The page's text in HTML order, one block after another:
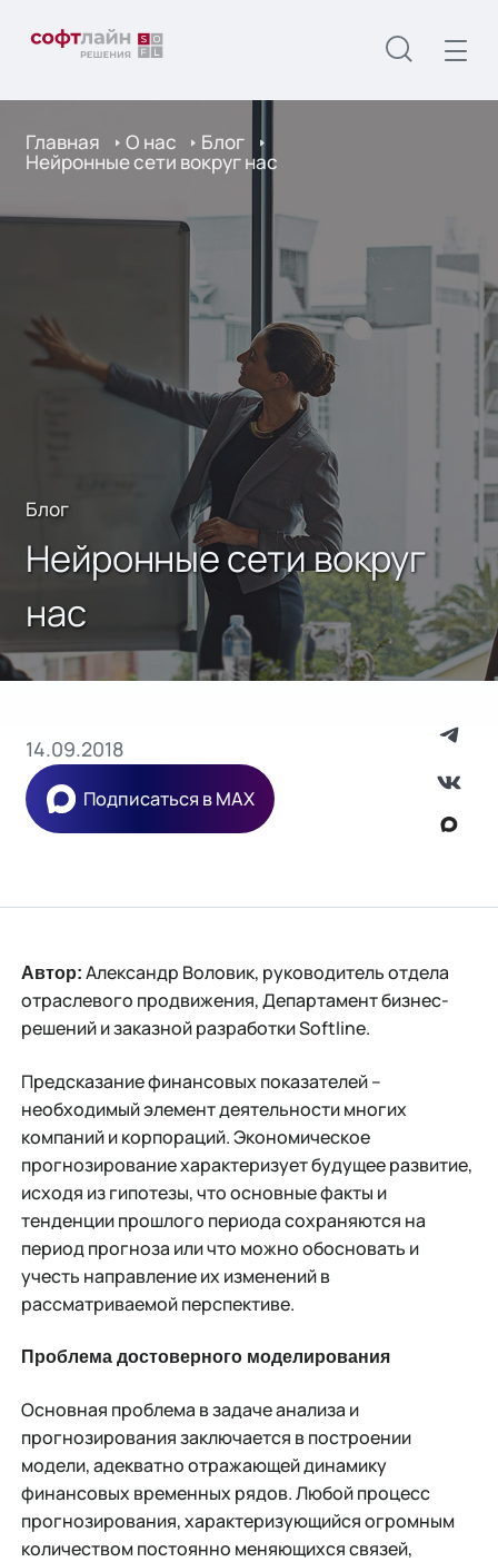
Главная О нас Блог
Нейронные сети вокруг нас
Блог
Нейронные сети вокруг
нас
14.09.2018
Подписаться в MAX
Автор: Александр Воловик, руководитель отдела
отраслевого продвижения, Департамент бизнес-
решений и заказной разработки Softline.
Предсказание финансовых показателей –
необходимый элемент деятельности многих
компаний и корпораций. Экономическое
прогнозирование характеризует будущее развитие,
исходя из гипотезы, что основные факты и
тенденции прошлого периода сохраняются на
период прогноза или что можно обосновать и
учесть направление их изменений в
рассматриваемой перспективе.
Проблема достоверного моделирования
Основная проблема в задаче анализа и
прогнозирования заключается в построении
модели, адекватно отражающей динамику
финансовых временных рядов. Любой процесс
прогнозирования, характеризующийся огромным
количеством постоянно меняющихся связей,